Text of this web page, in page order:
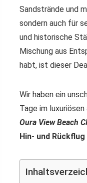
Sandstrände und
sondern auch für
und historische
Mischung aus
habt, ist dieser
Wir haben ein
Tage im luxuriösen
Oura View Beach
Hin- und